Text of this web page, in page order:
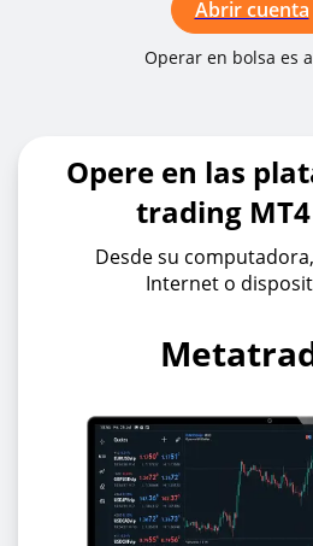
Abrir cuenta
Operar en bolsa es
Opere en las
trading
Desde su
Internet o